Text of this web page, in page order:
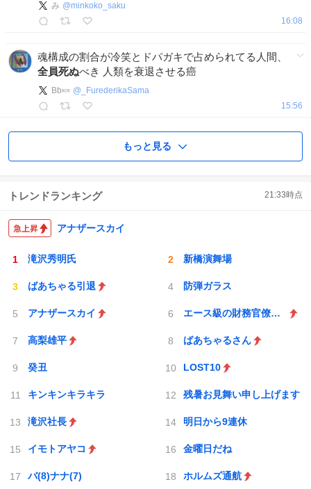
み @minkoko_saku
16:08
魂構成の割合が冷笑とドパガキで占められてる人間、
全員死ぬべき 人類を衰退させる癌
Bb🍬 @ _FurederikaSama
15:56
もっと見る
トレンドランキング 21:33時点
アナザースカイ
滝沢秀明氏 新橋演舞場
ばあちゃる引退 防弾ガラス
アナザースカイ エース級の財務官僚が異例転出へ
高梨雄平 ばあちゃるさん
癸丑 LOST10
キンキンキラキラ 残暑お見舞い申し上げます
滝沢社長 明日から9連休
イモトアヤコ 金曜日だね
バ(8)ナナ(7) ホルムズ通航